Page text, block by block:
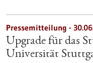
Pressemitteilung -
Upgrade für das
Universität